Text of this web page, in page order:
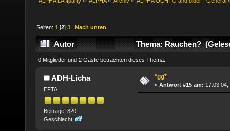
Seiten: 1 [2]3 Nach unten
Autor Thema: Rauchen?
0 Mitglieder und 2 Gäste betrachten dieses Thema.
ADH-Licha
EFTA
Beiträge: 820
Geschlecht:
*gg*
« Antwort #15 am: 17.03.04,